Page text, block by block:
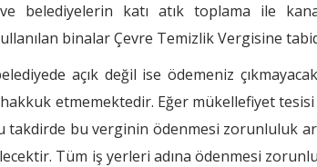
belediyelerin katı atık toplama ile
binalar Çevre Temizlik Vergisine
açık değil ise ödemeniz
etmemektedir. Eğer mükellefiyet tesisi
takdirde bu verginin ödenmesi zorunluluk
Tüm iş yerleri adına ödenmesi